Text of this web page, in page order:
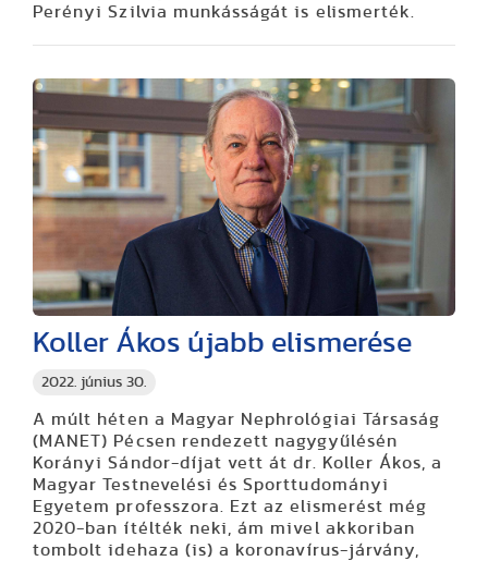
Perényi Szilvia munkásságát is elismerték.
2022. június 30.
Koller Ákos újabb elismerése
A múlt héten a Magyar Nephrológiai Társaság
(MANET) Pécsen rendezett nagygyűlésén
Korányi Sándor-díjat vett át dr. Koller Ákos, a
Magyar Testnevelési és Sporttudományi
Egyetem professzora. Ezt az elismerést még
2020-ban ítélték neki, ám mivel akkoriban
tombolt idehaza (is) a koronavírus-járvány,